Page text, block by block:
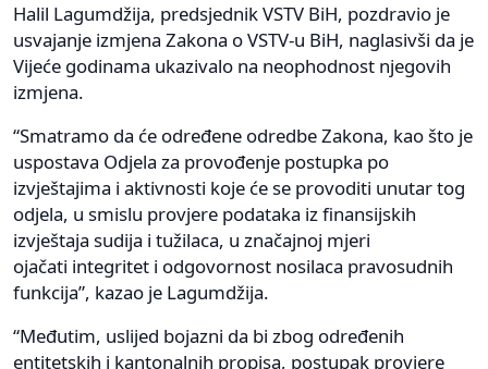
Halil Lagumdžija, predsjednik VSTV BiH, pozdravio je
usvajanje izmjena Zakona o VSTV-u BiH, naglasivši da je
Vijeće godinama ukazivalo na neophodnost njegovih
izmjena.
“Smatramo da će određene odredbe Zakona, kao što je
uspostava Odjela za provođenje postupka po
izvještajima i aktivnosti koje će se provoditi unutar tog
odjela, u smislu provjere podataka iz finansijskih
izvještaja sudija i tužilaca, u značajnoj mjeri
ojačati integritet i odgovornost nosilaca pravosudnih
funkcija”, kazao je Lagumdžija.
“Međutim, uslijed bojazni da bi zbog određenih
entitetskih i kantonalnih propisa, postupak provjere